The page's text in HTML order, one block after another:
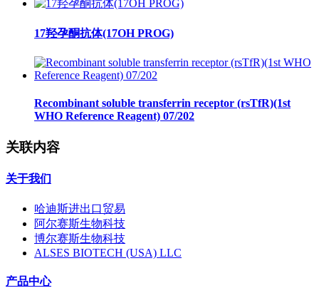
17羟孕酮抗体(17OH PROG)
Recombinant soluble transferrin receptor (rsTfR)(1st
WHO Reference Reagent) 07/202
关联内容
关于我们
哈迪斯进出口贸易
阿尔赛斯生物科技
博尔赛斯生物科技
ALSES BIOTECH (USA) LLC
产品中心